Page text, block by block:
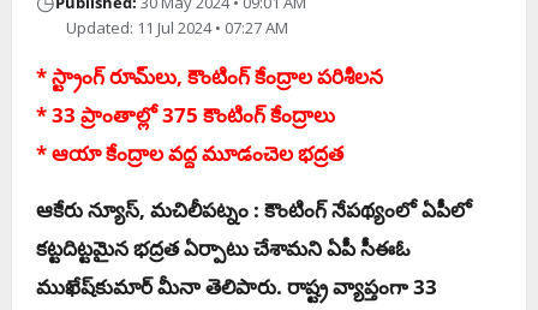
Updated: 11 Jul 2024 • 07:27 AM
* స్ట్రాంగ్ రూమ్‌లు, కౌంటింగ్ కేంద్రాల ప‌రిశీల‌న‌
* 33 ప్రాంతాల్లో 375 కౌంటింగ్ కేంద్రాలు
* ఆయా కేంద్రాల వ‌ద్ద మూడంచెల భ‌ద్ర‌త‌
ఆకేరు న్యూస్‌, మ‌చిలీప‌ట్నం : కౌంటింగ్ నేపథ్యంలో ఏపీలో
క‌ట్ట‌దిట్ట‌మైన భ‌ద్ర‌త ఏర్పాటు చేశామ‌ని ఏపీ సీఈఓ
ముఖేష్‌కుమార్ మీనా తెలిపారు. రాష్ట్ర వ్యాప్తంగా 33